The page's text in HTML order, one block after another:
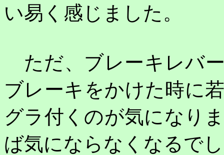
い易く感じました。
ただ、ブレーキレバ
ブレーキをかけた時に
グラ付くのが気になり
ば気にならなくなるで